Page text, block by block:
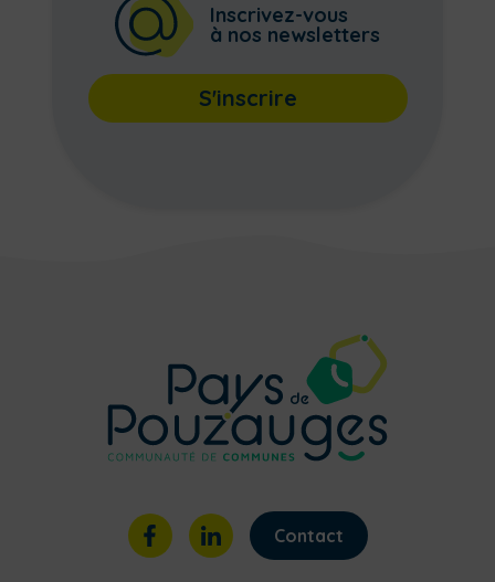
Inscrivez-vous
à nos newsletters
S'inscrire
Contact